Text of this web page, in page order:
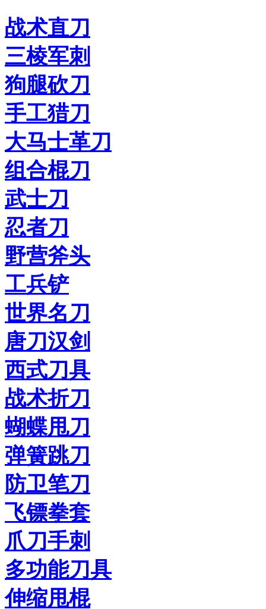
战术直刀
三棱军刺
狗腿砍刀
手工猎刀
大马士革刀
组合棍刀
武士刀
忍者刀
野营斧头
工兵铲
世界名刀
唐刀汉剑
西式刀具
战术折刀
蝴蝶甩刀
弹簧跳刀
防卫笔刀
飞镖拳套
爪刀手刺
多功能刀具
伸缩甩棍